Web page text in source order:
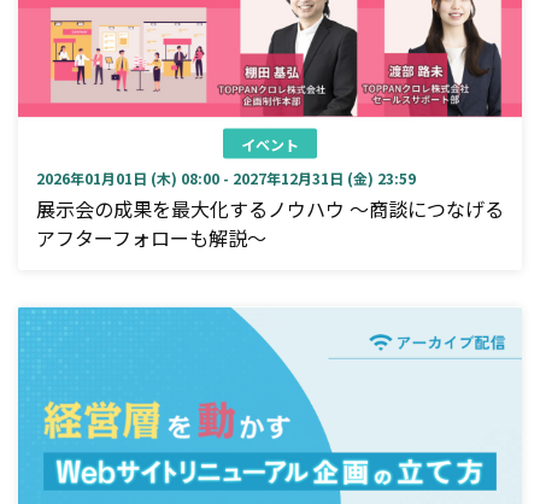
イベント
2026年01月01日 (木) 08:00 - 2027年12月31日 (金) 23:59
展示会の成果を最大化するノウハウ ～商談につなげる
アフターフォローも解説～